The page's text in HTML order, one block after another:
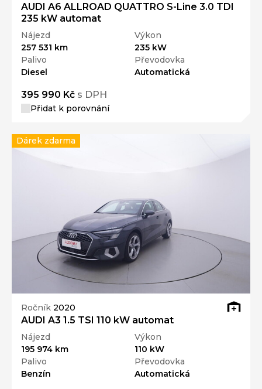
AUDI A6 ALLROAD QUATTRO S-Line 3.0 TDI
235 kW automat
Nájezd
257 531 km
Výkon
235 kW
Palivo
Diesel
Převodovka
Automatická
395 990 Kč s DPH
Přidat k porovnání
Ročník 2020
AUDI A3 1.5 TSI 110 kW automat
Nájezd
195 974 km
Výkon
110 kW
Palivo
Benzín
Převodovka
Automatická
Dárek zdarma